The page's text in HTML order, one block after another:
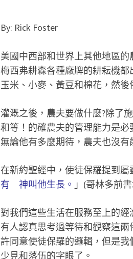
By: Rick Foster
美國中西部和世界上其他地區
梅西弗耕森各種廠牌的耕耘機
玉米、小麥、黃豆和棉花，然
灌溉之後，農夫要做什麼?除了
和等！的確農夫的管理能力是
無論他有多麼期待，農夫也沒有
在新約聖經中，使徒保羅提到屬
有 神叫他生長。 」(哥林多前
對我們這些生活在服務至上的
有人認真思考過等待和觀察這
許同意使徒保羅的邏輯，但是
少見和落伍的字眼了。